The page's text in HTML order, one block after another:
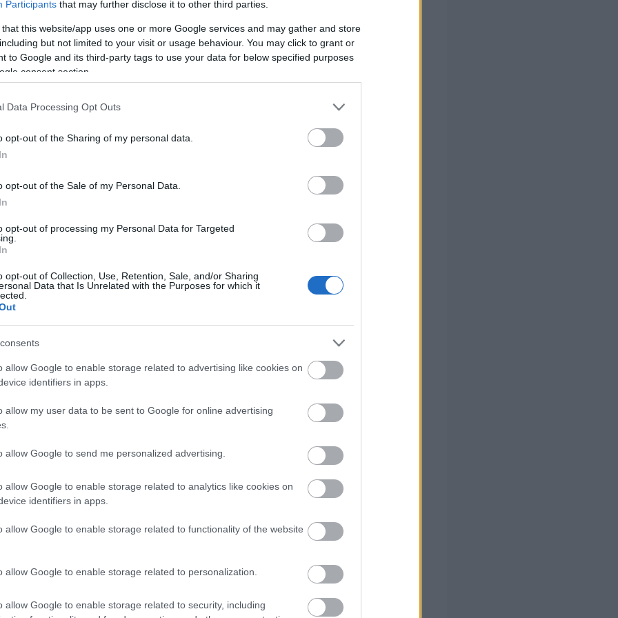
Participants that may further disclose it to other third parties.
that this website/app uses one or more Google services and may gather and store
but not limited to your visit or usage behaviour. You may click to grant or
to Google and its third-party tags to use your data for below specified purposes
consent section.
Data Processing Opt Outs
opt-out of the Sharing of my personal data.
opt-out of the Sale of my Personal Data.
opt-out of processing my Personal Data for Targeted
opt-out of Collection, Use, Retention, Sale, and/or Sharing
Data that Is Unrelated with the Purposes for which it
allow Google to enable storage related to advertising like cookies on
identifiers in apps.
allow my user data to be sent to Google for online advertising
allow Google to send me personalized advertising.
allow Google to enable storage related to analytics like cookies on
identifiers in apps.
allow Google to enable storage related to functionality of the website
allow Google to enable storage related to personalization.
allow Google to enable storage related to security, including
εβδομάδες πριν από το Πάσχα, ώστε να εξασφαλιστεί επαρκής
των ποσών.
επιτελείο εξετάζει και άλλα σενάρια
κοινωνικών
που αφήνει ανοιχτό το ενδεχόμενο αλλαγών στο ύψος και στη
Αγγλικών σε μόνο 2 ημέρες στα χέρια σας
η πιο Εύκολη Πιστοποίηση Υπολογιστών σε 2
όλες τις σημαντικές ειδήσεις.
Ειδήσεις
γραπτός διαγωνισμός - Μόνιμοι στο υπουργείο